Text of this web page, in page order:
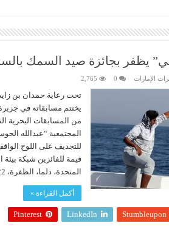
يظفر بجائزة صيد السمك
الإمارات 0
2,765
تحت رعاية حمدان بن
من المسابقات البحرية
المجتمعية “عبدالله
قيمة للفائزين شبكة بيئة
المتحدة، دلما، الظفرة، 22 مايو …
أكمل القراءة »
Stumbleupon
LinkedIn
Pinterest